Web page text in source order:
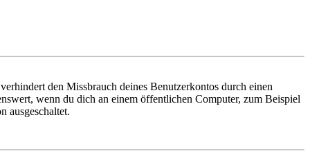
den Missbrauch deines Benutzerkontos durch einen
wenn du dich an einem öffentlichen Computer, zum Beispiel
ausgeschaltet.